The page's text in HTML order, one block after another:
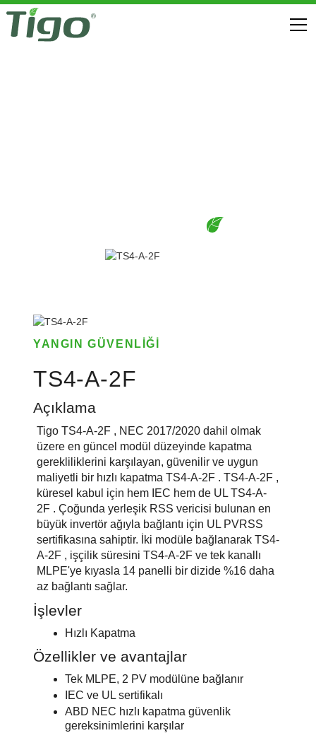
TS4-A ESNEK MLPE
YANGIN GÜVENLIĞI
TS4-A-2F
Açıklama
Tigo TS4-A-2F , NEC 2017/2020 dahil olmak
üzere en güncel modül düzeyinde kapatma
gerekliliklerini karşılayan, güvenilir ve uygun
maliyetli bir hızlı kapatma TS4-A-2F . TS4-A-2F ,
küresel kabul için hem IEC hem de UL TS4-A-
2F . Çoğunda yerleşik RSS vericisi bulunan en
büyük invertör ağıyla bağlantı için UL PVRSS
sertifikasına sahiptir. İki modüle bağlanarak TS4-
A-2F , işçilik süresini TS4-A-2F ve tek kanallı
MLPE'ye kıyasla 14 panelli bir dizide %16 daha
az bağlantı sağlar.
İşlevler
Hızlı Kapatma
Özellikler ve avantajlar
Tek MLPE, 2 PV modülüne bağlanır
IEC ve UL sertifikalı
ABD NEC hızlı kapatma güvenlik
gereksinimlerini karşılar